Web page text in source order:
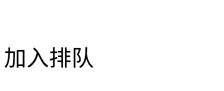
加入排队